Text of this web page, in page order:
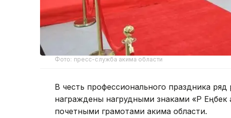
Фото: пресс-служба акима области
В честь профессионального праздника
награждены нагрудными знаками «ҚР Еңбек
почетными грамотами акима области.